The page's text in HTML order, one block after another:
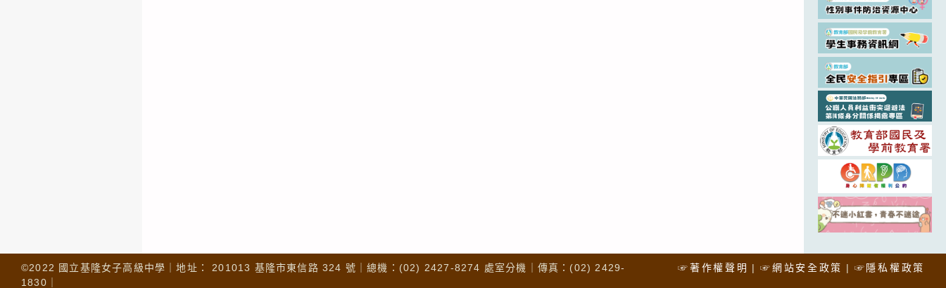
☞著作權聲明 ☞網站安全政策 ☞隱私權政策
©2022 國立基隆女子高級中學｜地址： 201013 基隆市東信路 324 號｜總機：(02) 2427-8274 處室分機｜傳真：(02) 2429-
1830｜